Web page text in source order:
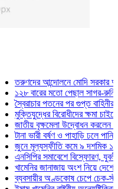
তরুণদের আন্দোলনে মোদি সরকার দুর্বল
১২৮ বারের মতো পেছাল সাগর-রুনি হত্যা
স্বৈরাচার পতনের পর গুপ্ত বাহিনীর
মুক্তিযুদ্ধের বিরোধীদের ক্ষমা চাইতে
জাতীয় বৃক্ষমেলা উদ্বোধন করলেন
টানা ভারী বর্ষণ ও পাহাড়ি ঢলে পানিবন্দি
জুনে মূল্যস্ফীতি কমে ৯ দশমিক ১৬
এনসিপির সমাবেশে বিস্ফোরণ, যুবলীগের
খামেনির জানাজায় অংশ নিয়ে দেশে
ব্যবসায়ীর অণ্ডকোষ চেপে চেক-স্ট্যাম্পে